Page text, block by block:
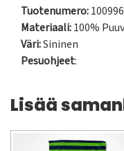
Tuotenumero:
Materiaali:100%
Väri:Sininen
Pesuohjeet:
Lisää